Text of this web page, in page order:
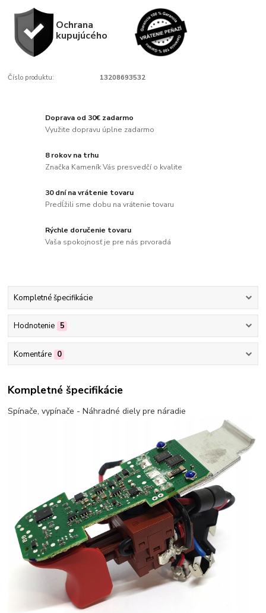
Ochrana
kupujúcého
Číslo produktu: 13208693532
Doprava od 30€ zadarmo
Využite dopravu úplne zadarmo
8 rokov na trhu
Značka Kameník Vás presvedčí o kvalite
30 dní na vrátenie tovaru
Predĺžili sme dobu na vrátenie tovaru
Rýchle doručenie tovaru
Vaša spokojnosť je pre nás prvoradá
Kompletné špecifikácie
Hodnotenie 5
Komentáre 0
Kompletné špecifikácie
Spínače, vypínače - Náhradné diely pre náradie